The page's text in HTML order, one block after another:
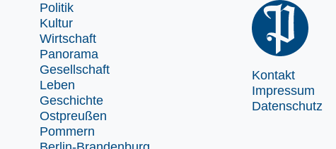
Politik
Kultur
Wirtschaft
Panorama
Gesellschaft
Leben
Geschichte
Ostpreußen
Pommern
Kontakt
Impressum
Datenschutz